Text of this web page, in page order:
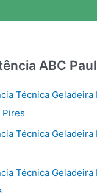
ABC
Técnica Geladeira
Pires
Técnica Geladeira
Técnica Geladeira